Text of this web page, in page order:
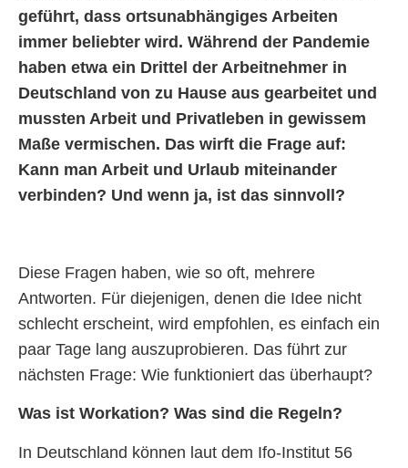
geführt, dass ortsunabhängiges Arbeiten
immer beliebter wird. Während der Pandemie
haben etwa ein Drittel der Arbeitnehmer in
Deutschland von zu Hause aus gearbeitet und
mussten Arbeit und Privatleben in gewissem
Maße vermischen. Das wirft die Frage auf:
Kann man Arbeit und Urlaub miteinander
verbinden? Und wenn ja, ist das sinnvoll?
Diese Fragen haben, wie so oft, mehrere
Antworten. Für diejenigen, denen die Idee nicht
schlecht erscheint, wird empfohlen, es einfach ein
paar Tage lang auszuprobieren. Das führt zur
nächsten Frage: Wie funktioniert das überhaupt?
Was ist Workation? Was sind die Regeln?
In Deutschland können laut dem Ifo-Institut 56